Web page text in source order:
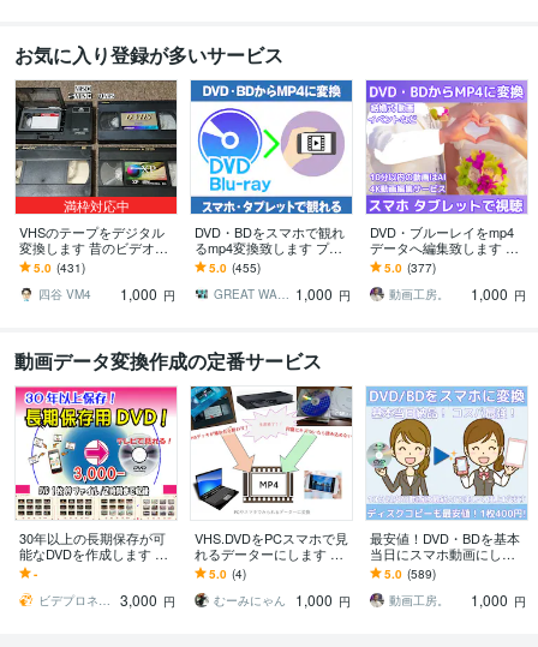
お気に入り登録が多いサービス
満枠対応中
VHSのテープをデジタル
変換します 昔のビデオを
スマホやDVDプレーヤー
で。簡易カビ除去対応
5.0 (431)
四谷 VM4
1,000 円
DVD・BDをスマホで観れ
るmp4変換致します プロ
の品質！大切な思い出を
いつでもスマホで持ち歩
ける！
5.0 (455)
GREAT WALL 1,000 円
DVD・ブルーレイをmp4
データへ編集致します 高
品質なエンコード技術でm
p4フォーマット変換！
5.0 (377)
動画工房。
1,000 円
動画データ変換作成の定番サービス
30年以上の長期保存が可
能なDVDを作成します こ
れで安心！長期保存用DV
Dディスクにチャプター画
面付で作成
-
ビデプロネット
3,000 円
VHS.DVDをPCスマホで見
れるデーターにします 捨
てる前に！撮りためた思
い出の確認しませんか？
5.0 (4)
むーみにゃん
1,000 円
最安値！DVD・BDを基本
当日にスマホ動画にしま
す iPhone対応！2枚目~2
0%引き！コピーは1枚400
円！
5.0 (589)
動画工房。
1,000 円